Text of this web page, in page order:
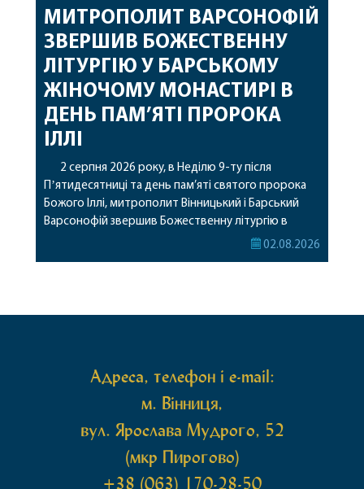
МИТРОПОЛИТ ВАРСОНОФІЙ
ЗВЕРШИВ БОЖЕСТВЕННУ
ЛІТУРГІЮ У БАРСЬКОМУ
ЖІНОЧОМУ МОНАСТИРІ В
ДЕНЬ ПАМ’ЯТІ ПРОРОКА
ІЛЛІ
2 серпня 2026 року, в Неділю 9-ту після
Пʼятидесятниці та день пам’яті святого пророка
Божого Іллі, митрополит Вінницький і Барський
Варсонофій звершив Божественну літургію в
Барському жіночому монастирі. Перед початком
02.08.2026
Адреса, телефон і e-mail:
м. Вінниця,
вул. Ярослава Мудрого, 52
(мкр Пирогово)
+38 (063) 170-28-50